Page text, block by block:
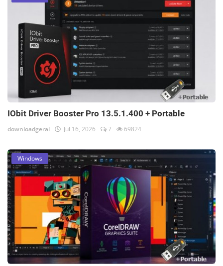
IObit Driver Booster Pro 13.5.1.400 + Portable
downloadgeral Jul 16, 2026 7 69824
Windows